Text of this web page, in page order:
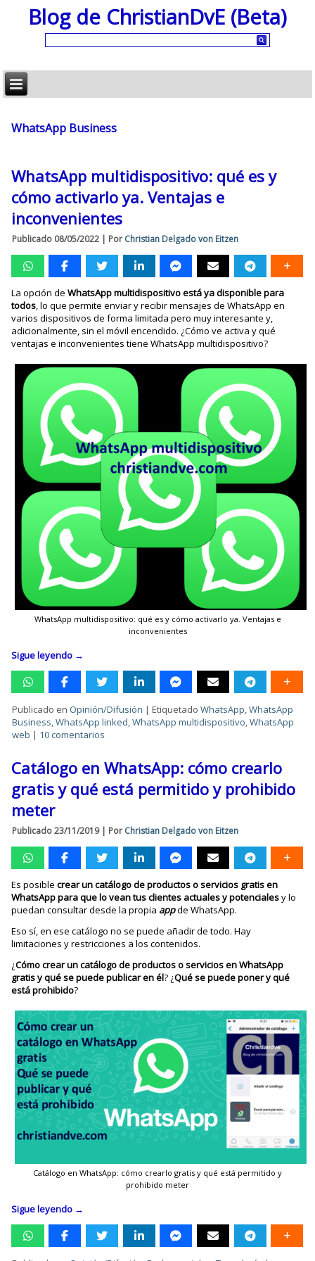
Blog de ChristianDvE (Beta)
WhatsApp Business
WhatsApp multidispositivo: qué es y
cómo activarlo ya. Ventajas e
inconvenientes
Publicado 08/05/2022 | Por Christian Delgado von Eitzen
La opción deWhatsApp multidispositivo está ya disponible para
todos, lo que permite enviar y recibir mensajes de WhatsApp en
varios dispositivos de forma limitada pero muy interesante y,
adicionalmente, sin el móvil encendido. ¿Cómo ve activa y qué
ventajas e inconvenientes tiene WhatsApp multidispositivo?
WhatsApp multidispositivo: qué es y cómo activarlo ya. Ventajas e
inconvenientes
Sigue leyendo →
Publicado en Opinión/Difusión |Etiquetado WhatsApp,WhatsApp
Business,WhatsApp linked,WhatsApp multidispositivo,WhatsApp
web | 10 comentarios
Catálogo en WhatsApp: cómo crearlo
gratis y qué está permitido y prohibido
meter
Publicado 23/11/2019| Por Christian Delgado von Eitzen
Es posiblecrear un catálogo de productos o servicios gratis en
WhatsApp para que lo vean tus clientes actuales y potencialesy lo
puedan consultar desde la propia appde WhatsApp.
Eso sí, en ese catálogo no se puede añadir de todo. Hay
limitaciones y restricciones a los contenidos.
¿Cómo crear un catálogo de productos o servicios en WhatsApp
gratis y qué se puede publicar en él? ¿Qué se puede poner y qué
está prohibido?
Catálogo en WhatsApp: cómo crearlo gratis y qué está permitido y
prohibido meter
Sigue leyendo →